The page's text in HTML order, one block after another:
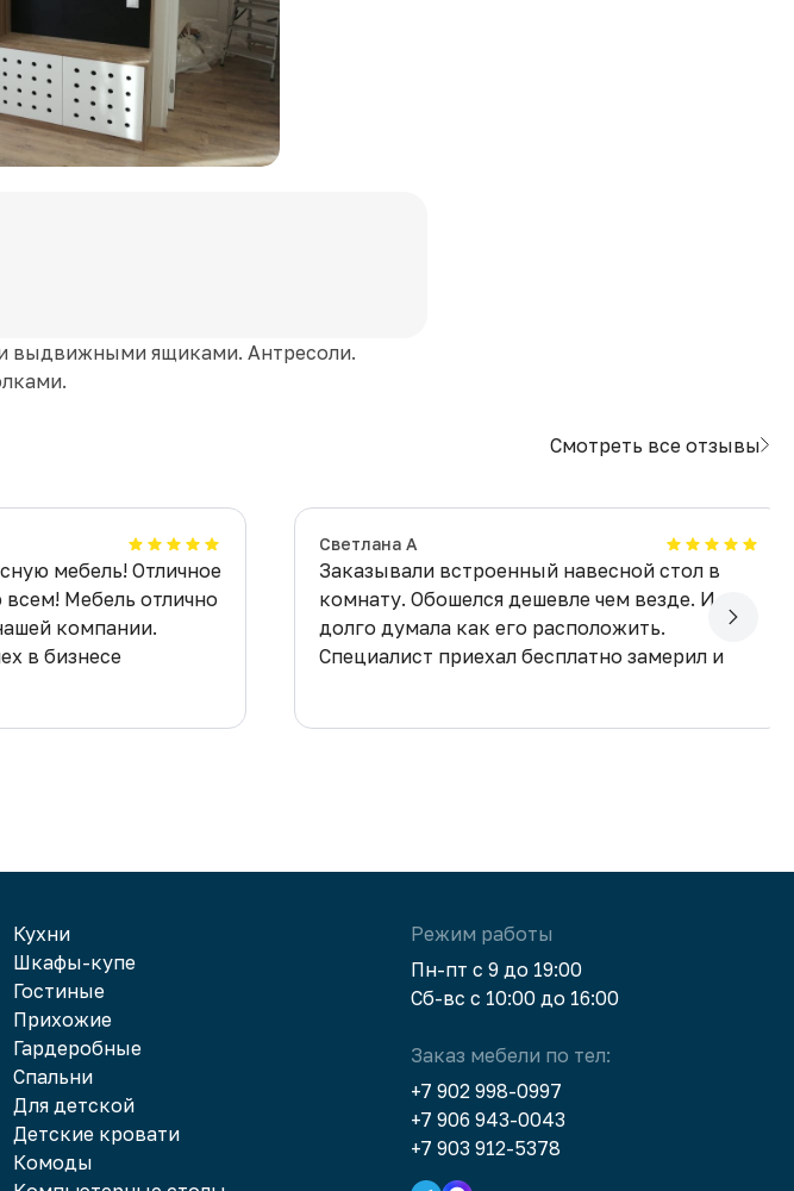
выдвижными ящиками. Антресоли.
Смотреть все отзывы
мебель! Отличное
Мебель отлично
компании.
в бизнесе
Светлана А
Заказывали встроенный навесной стол в
комнату. Обошелся дешевле чем везде. И
долго думала как его расположить.
Специалист приехал бесплатно замерил и
Кухни
Шкафы-купе
Гостиные
Прихожие
Гардеробные
Спальни
Для детской
Детские кровати
Комоды
Режим работы
Пн-пт с 9 до 19:00
Сб-вс с 10:00 до 16:00
Заказ мебели по тел:
+7 902 998-0997
+7 906 943-0043
+7 903 912-5378